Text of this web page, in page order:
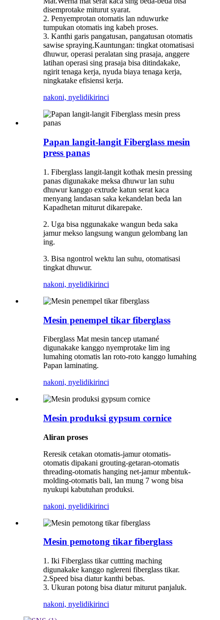
disemprotake miturut syarat.
2. Penyemprotan otomatis lan nduwurke
tumpukan otomatis ing kabeh proses.
3. Kanthi garis pangatusan, pangatusan otomatis
sawise spraying.Kauntungan: tingkat otomatisasi
dhuwur, operasi peralatan sing prasaja, anggere
latihan operasi sing prasaja bisa ditindakake,
ngirit tenaga kerja, nyuda biaya tenaga kerja,
ningkatake efisiensi kerja.
nakoni, nyelidikirinci
Papan langit-langit Fiberglass mesin
press panas
1. Fiberglass langit-langit kothak mesin pressing
panas digunakake meksa dhuwur lan suhu
dhuwur kanggo extrude katun serat kaca
menyang landasan saka kekandelan beda lan
Kapadhetan miturut dikarepake.
2. Uga bisa nggunakake wangun beda saka
jamur mekso langsung wangun gelombang lan
ing.
3. Bisa ngontrol wektu lan suhu, otomatisasi
tingkat dhuwur.
nakoni, nyelidikirinci
Mesin penempel tikar fiberglass
Fiberglass Mat mesin tancep utamané
digunakake kanggo nyemprotake lim ing
lumahing otomatis lan roto-roto kanggo lumahing
Papan laminating.
nakoni, nyelidikirinci
Mesin produksi gypsum cornice
Aliran proses
Reresik cetakan otomatis-jamur otomatis-
otomatis dipakani grouting-getaran-otomatis
threading-otomatis hanging net-jamur mbentuk-
molding-otomatis bali, lan mung 7 wong bisa
nyukupi kabutuhan produksi.
nakoni, nyelidikirinci
Mesin pemotong tikar fiberglass
1. Iki Fiberglass tikar cuttting maching
digunakake kanggo nglereni fiberglass tikar.
2.Speed ​​bisa diatur kanthi bebas.
3. Ukuran potong bisa diatur miturut panjaluk.
nakoni, nyelidikirinci